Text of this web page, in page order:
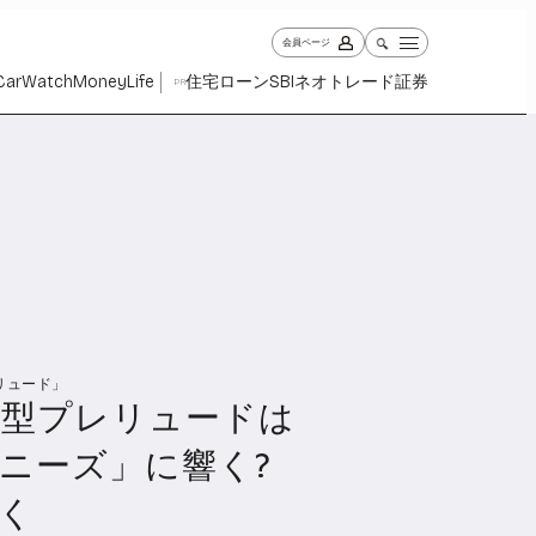
会員ページ
WatchMoneyLife PR住宅ローンSBIネオトレード証券
1027 Money Life
ード」
プレリュードは
ーズ」に響く?